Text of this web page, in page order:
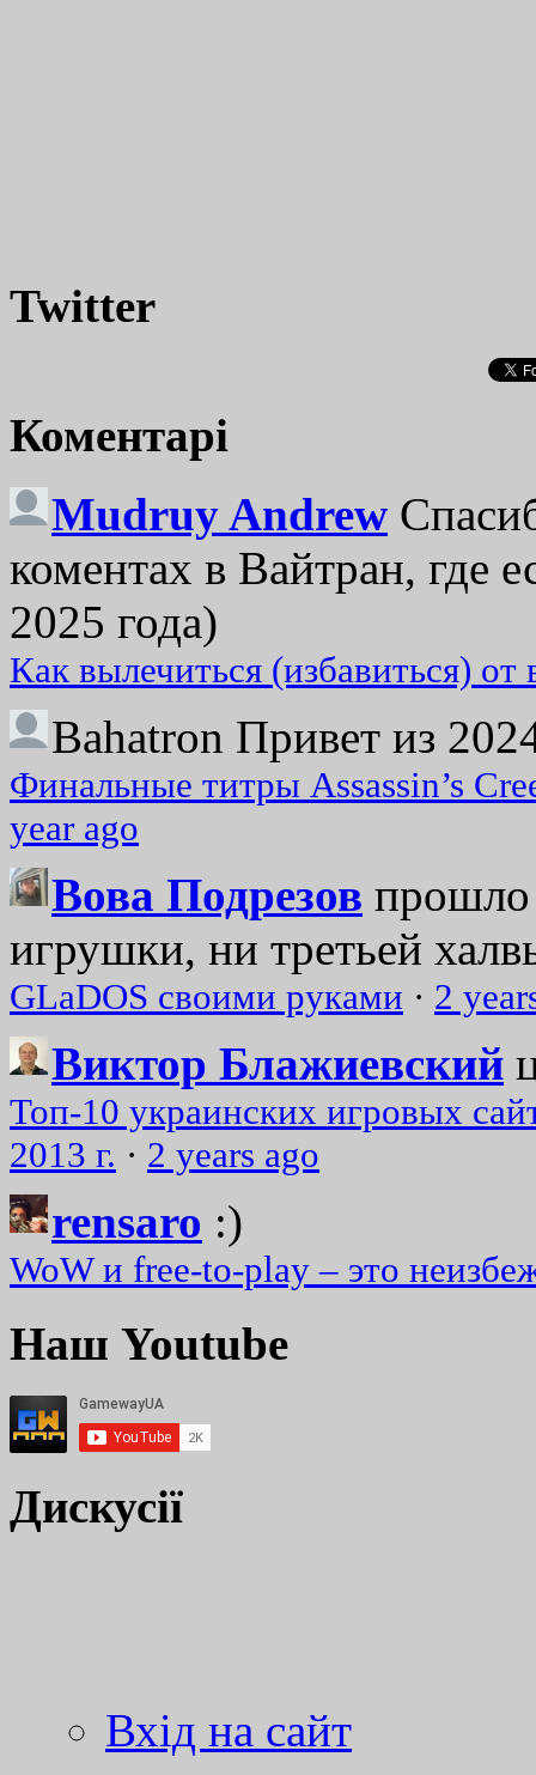
Twitter
Коментарі
Mudruy Andrew
коментах в Вайтран, где
2025 года)
Как вылечиться (избавиться)
Bahatron Привет из
Финальные титры Assassin’s
year ago
Вова Подрезов прошло
игрушки, ни третьей
GLaDOS своими руками · 2
Виктор Блажиевский
Топ-10 украинских игровых
2013 г. · 2 years ago
rensaro :)
WoW и free-to-play – это
Наш Youtube
Дискусії
Вхід на сайт